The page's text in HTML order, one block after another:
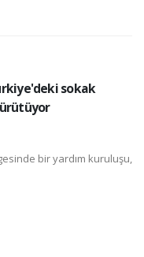
sokak
bir yardım kuruluşu,